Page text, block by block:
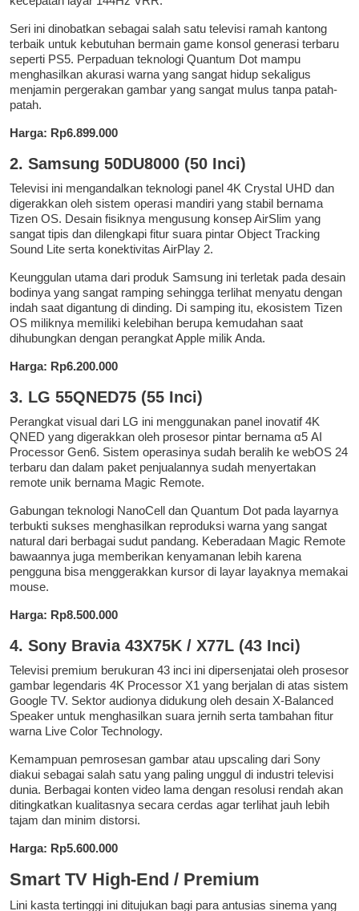
Seri ini dinobatkan sebagai salah satu televisi ramah kantong
terbaik untuk kebutuhan bermain game konsol generasi terbaru
seperti PS5. Perpaduan teknologi Quantum Dot mampu
menghasilkan akurasi warna yang sangat hidup sekaligus
menjamin pergerakan gambar yang sangat mulus tanpa patah-
patah.
Harga: Rp6.899.000
2. Samsung 50DU8000 (50 Inci)
Televisi ini mengandalkan teknologi panel 4K Crystal UHD dan
digerakkan oleh sistem operasi mandiri yang stabil bernama
Tizen OS. Desain fisiknya mengusung konsep AirSlim yang
sangat tipis dan dilengkapi fitur suara pintar Object Tracking
Sound Lite serta konektivitas AirPlay 2.
Keunggulan utama dari produk Samsung ini terletak pada desain
bodinya yang sangat ramping sehingga terlihat menyatu dengan
indah saat digantung di dinding. Di samping itu, ekosistem Tizen
OS miliknya memiliki kelebihan berupa kemudahan saat
dihubungkan dengan perangkat Apple milik Anda.
Harga: Rp6.200.000
3. LG 55QNED75 (55 Inci)
Perangkat visual dari LG ini menggunakan panel inovatif 4K
QNED yang digerakkan oleh prosesor pintar bernama α5 AI
Processor Gen6. Sistem operasinya sudah beralih ke webOS 24
terbaru dan dalam paket penjualannya sudah menyertakan
remote unik bernama Magic Remote.
Gabungan teknologi NanoCell dan Quantum Dot pada layarnya
terbukti sukses menghasilkan reproduksi warna yang sangat
natural dari berbagai sudut pandang. Keberadaan Magic Remote
bawaannya juga memberikan kenyamanan lebih karena
pengguna bisa menggerakkan kursor di layar layaknya memakai
mouse.
Harga: Rp8.500.000
4. Sony Bravia 43X75K / X77L (43 Inci)
Televisi premium berukuran 43 inci ini dipersenjatai oleh prosesor
gambar legendaris 4K Processor X1 yang berjalan di atas sistem
Google TV. Sektor audionya didukung oleh desain X-Balanced
Speaker untuk menghasilkan suara jernih serta tambahan fitur
warna Live Color Technology.
Kemampuan pemrosesan gambar atau upscaling dari Sony
diakui sebagai salah satu yang paling unggul di industri televisi
dunia. Berbagai konten video lama dengan resolusi rendah akan
ditingkatkan kualitasnya secara cerdas agar terlihat jauh lebih
tajam dan minim distorsi.
Harga: Rp5.600.000
Smart TV High-End / Premium
Lini kasta tertinggi ini ditujukan bagi para antusias sinema yang